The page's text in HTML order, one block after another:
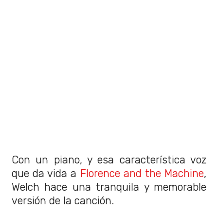
Con un piano, y esa característica voz
que da vida a Florence and the Machine,
Welch hace una tranquila y memorable
versión de la canción.